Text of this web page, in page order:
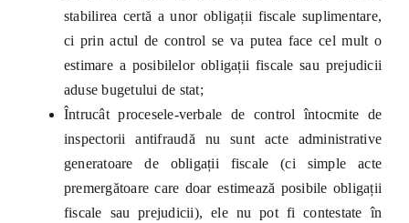
stabilirea certă a unor obligații fiscale suplimentare,
ci prin actul de control se va putea face cel mult o
estimare a posibilelor obligații fiscale sau prejudicii
aduse bugetului de stat;
Întrucât procesele-verbale de control întocmite de
inspectorii antifraudă nu sunt acte administrative
generatoare de obligații fiscale (ci simple acte
premergătoare care doar estimează posibile obligații
fiscale sau prejudicii), ele nu pot fi contestate în